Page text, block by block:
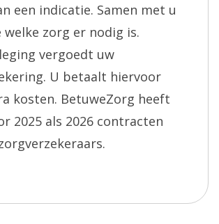
een indicatie. Samen met u
welke zorg er nodig is.
vergoedt uw
U betaalt hiervoor
kosten. BetuweZorg heeft
2025 als 2026 contracten